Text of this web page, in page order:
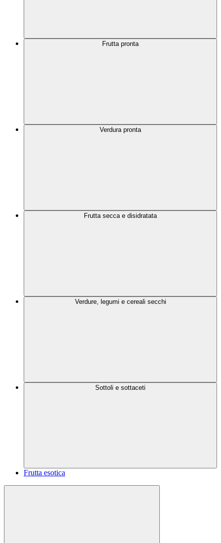
Frutta pronta
Verdura pronta
Frutta secca e disidratata
Verdure, legumi e cereali secchi
Sottoli e sottaceti
Frutta esotica